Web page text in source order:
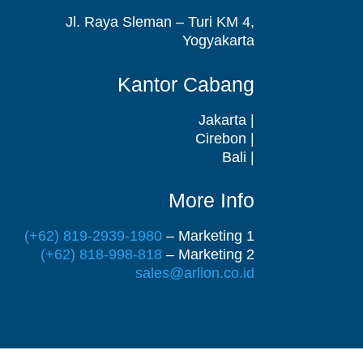
Jl. Raya Sleman – Turi KM 4,
Yogyakarta
Kantor Cabang
Jakarta |
Cirebon |
Bali |
More Info
(+62) 819-2939-1980 – Marketing 1
(+62) 818-998-818– Marketing 2
sales@arlion.co.id